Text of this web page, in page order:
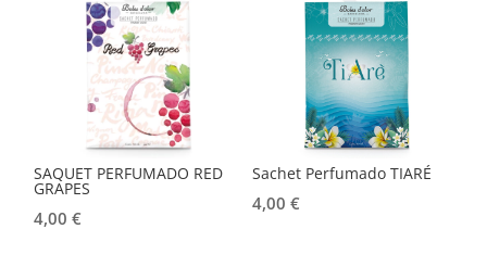
SAQUET PERFUMADO RED
GRAPES
4,00€
Sachet Perfumado TIARÉ
4,00 €